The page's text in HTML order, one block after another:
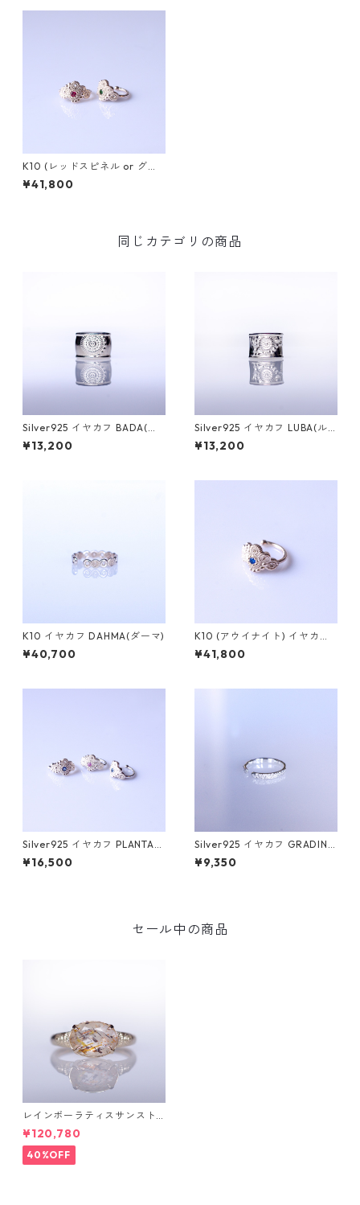
K10 (レッドスピネル or グリ
ーンガーネット）イヤカフ PL
ANTA（プランタ）
¥41,800
同じカテゴリの商品
Silver925 イヤカフ BADA(バ
ダ)
¥13,200
Silver925 イヤカフ LUBA(ル
バ)
¥13,200
K10 イヤカフ DAHMA(ダーマ)
¥40,700
K10 (アウイナイト) イヤカフ
PLANTA（プランタ）
¥41,800
Silver925 イヤカフ PLANTA
（プランタ）
¥16,500
Silver925 イヤカフ GRADINA
（グラディナ）
¥9,350
セール中の商品
レインボーラティスサンスト
ーン＆ダイヤK10リング FATA
(ファタ）[F019]
¥120,780
40%OFF